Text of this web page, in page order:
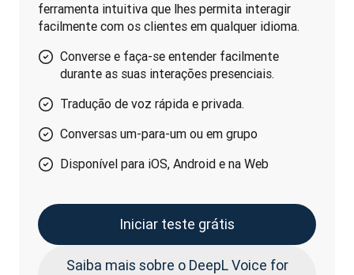
ferramenta intuitiva que lhes permita interagir
facilmente com os clientes em qualquer idioma.
Converse e faça-se entender facilmente
durante as suas interações presenciais.
Tradução de voz rápida e privada.
Conversas um-para-um ou em grupo
Disponível para iOS, Android e na Web
Iniciar teste grátis
Saiba mais sobre o DeepL Voice for